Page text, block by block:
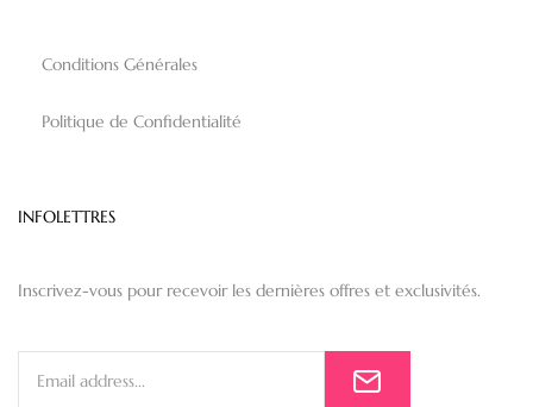
Conditions Générales
Politique de Confidentialité
INFOLETTRES
Inscrivez-vous pour recevoir les dernières offres et exclusivités.